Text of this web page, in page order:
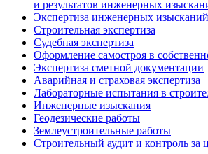
и результатов инженерных
Экспертиза инженерных изысканий
Строительная экспертиза
Судебная экспертиза
Оформление самостроя в
Экспертиза сметной документации
Аварийная и страховая экспертиза
Лабораторные испытания в
Инженерные изыскания
Геодезические работы
Землеустроительные работы
Строительный аудит и контроль за